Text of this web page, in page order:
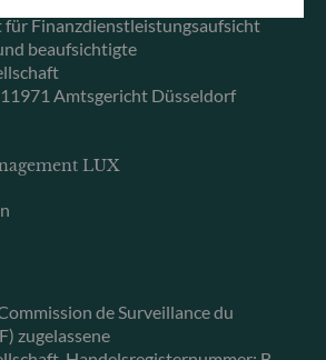
für Finanzdienstleistungsaufsicht
beaufsichtigte
Amtsgericht Düsseldorf
LUX
de Surveillance du
zugelassene